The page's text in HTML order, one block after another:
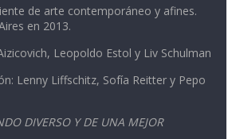
de arte contemporáneo y afines.
en 2013.
Leopoldo Estol y Liv Schulman
Lenny Liffschitz, Sofía Reitter y Pepo
DIVERSO Y DE UNA MEJOR